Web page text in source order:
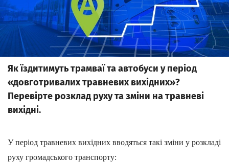
Як їздитимуть трамваї та автобуси у період
«довготривалих травневих вихідних»?
Перевірте розклад руху та зміни на травневі
вихідні.
У період травневих вихідних вводяться такі зміни у розкладі
руху громадського транспорту: